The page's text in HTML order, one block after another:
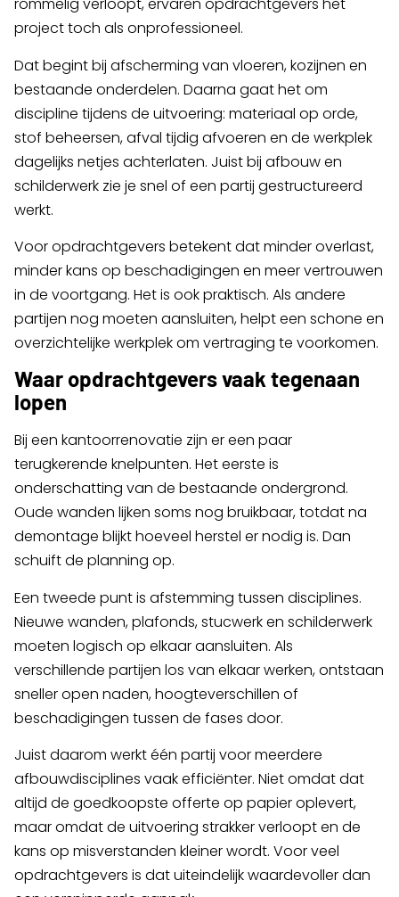
rommelig verloopt, ervaren opdrachtgevers het
project toch als onprofessioneel.
Dat begint bij afscherming van vloeren, kozijnen en
bestaande onderdelen. Daarna gaat het om
discipline tijdens de uitvoering: materiaal op orde,
stof beheersen, afval tijdig afvoeren en de werkplek
dagelijks netjes achterlaten. Juist bij afbouw en
schilderwerk zie je snel of een partij gestructureerd
werkt.
Voor opdrachtgevers betekent dat minder overlast,
minder kans op beschadigingen en meer vertrouwen
in de voortgang. Het is ook praktisch. Als andere
partijen nog moeten aansluiten, helpt een schone en
overzichtelijke werkplek om vertraging te voorkomen.
Waar opdrachtgevers vaak tegenaan
lopen
Bij een kantoorrenovatie zijn er een paar
terugkerende knelpunten. Het eerste is
onderschatting van de bestaande ondergrond.
Oude wanden lijken soms nog bruikbaar, totdat na
demontage blijkt hoeveel herstel er nodig is. Dan
schuift de planning op.
Een tweede punt is afstemming tussen disciplines.
Nieuwe wanden, plafonds, stucwerk en schilderwerk
moeten logisch op elkaar aansluiten. Als
verschillende partijen los van elkaar werken, ontstaan
sneller open naden, hoogteverschillen of
beschadigingen tussen de fases door.
Juist daarom werkt één partij voor meerdere
afbouwdisciplines vaak efficiënter. Niet omdat dat
altijd de goedkoopste offerte op papier oplevert,
maar omdat de uitvoering strakker verloopt en de
kans op misverstanden kleiner wordt. Voor veel
opdrachtgevers is dat uiteindelijk waardevoller dan